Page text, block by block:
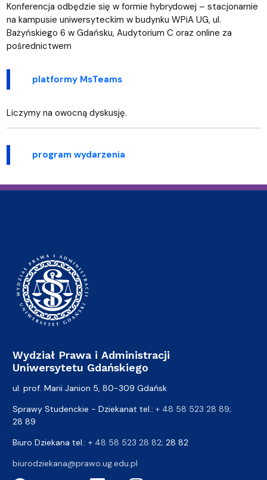
Konferencja odbędzie się w formie hybrydowej – stacjonarnie
na kampusie uniwersyteckim w budynku WPiA UG, ul.
Bażyńskiego 6 w Gdańsku, Audytorium C oraz online za
pośrednictwem
platformy MsTeams
Liczymy na owocną dyskusję.
program wydarzenia
Wydział Prawa i Administracji
Uniwersytetu Gdańskiego
ul. prof. Marii Janion 5, 80-309 Gdańsk
Sprawy Studenckie - Dziekanat tel.: + 48 58 523 28 89;
28 89
Biuro Dziekana tel.: + 48 58 523 28 82; 28 82
biurodziekana@prawo.ug.edu.pl